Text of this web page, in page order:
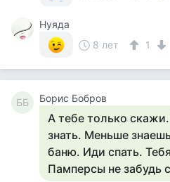
Нуяда
8 лет
1
ББ Борис Бобров
А тебе только
знать. Меньше
баню. Иди спать.
Памперсы не забудь